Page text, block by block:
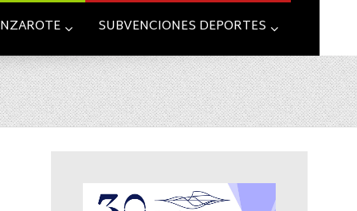
SUBVENCIONES DEPORTES